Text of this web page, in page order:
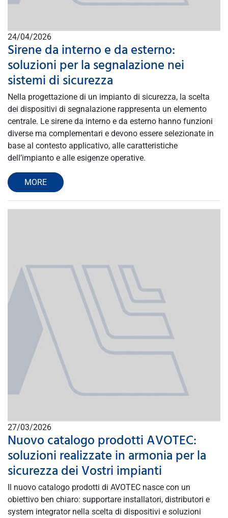
24/04/2026
Sirene da interno e da esterno:
soluzioni per la segnalazione nei
sistemi di sicurezza
Nella progettazione di un impianto di sicurezza, la scelta
dei dispositivi di segnalazione rappresenta un elemento
centrale. Le sirene da interno e da esterno hanno funzioni
diverse ma complementari e devono essere selezionate in
base al contesto applicativo, alle caratteristiche
dell’impianto e alle esigenze operative.
MORE
27/03/2026
Nuovo catalogo prodotti AVOTEC:
soluzioni realizzate in armonia per la
sicurezza dei Vostri impianti
Il nuovo catalogo prodotti di AVOTEC nasce con un
obiettivo ben chiaro: supportare installatori, distributori e
system integrator nella scelta di dispositivi e soluzioni